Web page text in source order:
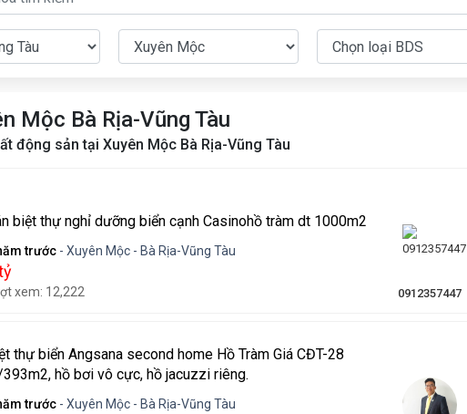
Mộc Bà Rịa-Vũng Tàu
động sản tại Xuyên Mộc Bà Rịa-Vũng Tàu
biệt thự nghỉ dưỡng biển cạnh Casinohồ tràm dt 1000m2
trước - Xuyên Mộc - Bà Rịa-Vũng Tàu
xem: 12,222 0912357447
thự biển Angsana second home Hồ Tràm Giá CĐT-28
hồ bơi vô cực, hồ jacuzzi riêng.
trước - Xuyên Mộc - Bà Rịa-Vũng Tàu